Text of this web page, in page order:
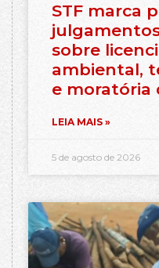
STF marca
sobre
ambiental,
e moratória
LEIA MAIS »
5 de agosto de 2026